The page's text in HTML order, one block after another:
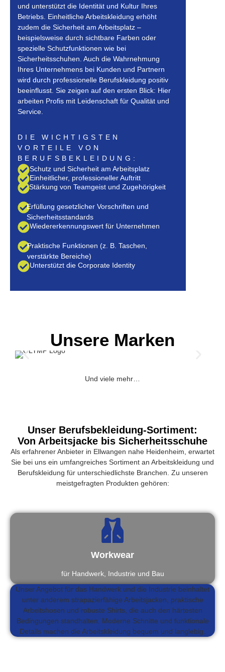
und unterstützt die Identität und Kultur Ihres
Betriebs. Einheitliche Arbeitskleidung erhöht
zudem die Sicherheit am Arbeitsplatz –
beispielsweise durch sichtbare Farben oder
spezielle Schutzfunktionen wie bei
Sicherheitsschuhen. Auch die Wahrnehmung
Ihres Unternehmens bei Kunden und Partnern
wird durch professionelle Berufskleidung positiv
beeinflusst. Sie zeigen auf den ersten Blick: Hier
arbeiten Profis mit Leidenschaft für Qualität und
Service.
DIE WICHTIGSTEN
VORTEILE VON
BERUFSBEKLEIDUNG:
Schutz und Sicherheit am Arbeitsplatz
Einheitlicher, professioneller Auftritt
Stärkung von Teamgeist und Zugehörigkeit
Erfüllung gesetzlicher Vorschriften und
Sicherheitsstandards
Wiedererkennungswert für Unternehmen
Praktische Funktionen (z. B. Taschen,
verstärkte Bereiche)
Unterstützt die Corporate Identity
Unsere Marken
Und viele mehr…
Unser Berufsbekleidung-Sortiment:
Von Arbeitsjacke bis Sicherheitsschuhe
Als erfahrener Anbieter in Ellwangen nahe Heidenheim, erwartet
Sie bei uns ein umfangreiches Sortiment an Arbeitskleidung und
Berufskleidung für unterschiedlichste Branchen. Zu unseren
meistgefragten Produkten gehören:
Workwear
für Handwerk, Industrie und Bau
Unser Angebot für das Handwerk und die Industrie beinhaltet
unter anderem strapazierfähige Arbeitsjacken, praktische
Arbeitshosen und robuste Shirts, die auch den härtesten
Bedingungen standhalten. Moderne Schnitte und funktionale
Details machen die Arbeitskleidung bequem und langlebig.